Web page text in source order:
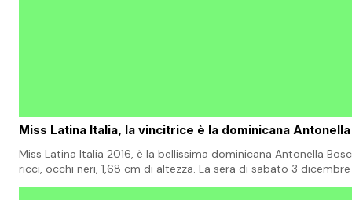
Miss Latina Italia, la vincitrice è la dominicana
Miss Latina Italia 2016, è la bellissima dominicana Antonella
ricci, occhi neri, 1,68 cm di altezza. La sera di sabato 3
Auditorium Testori del…